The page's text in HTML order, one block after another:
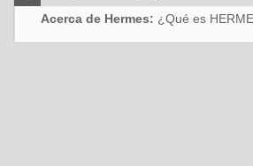
Acerca de Hermes: ¿Qué es